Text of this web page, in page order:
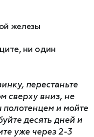
железы
ни один
перестаньте
сверху вниз, не
и мойте
десять дней и
уже через 2-3